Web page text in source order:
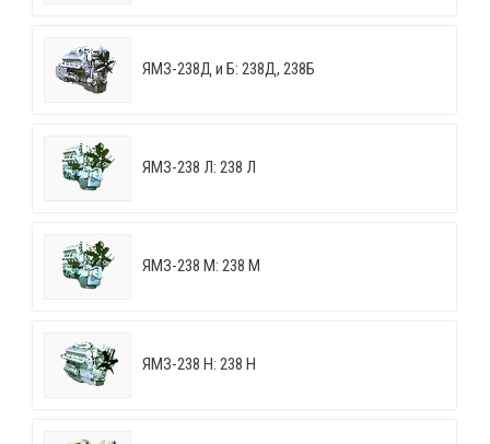
ЯМЗ-238Д и Б: 238Д, 238Б
ЯМЗ-238 Л: 238 Л
ЯМЗ-238 М: 238 М
ЯМЗ-238 Н: 238 Н